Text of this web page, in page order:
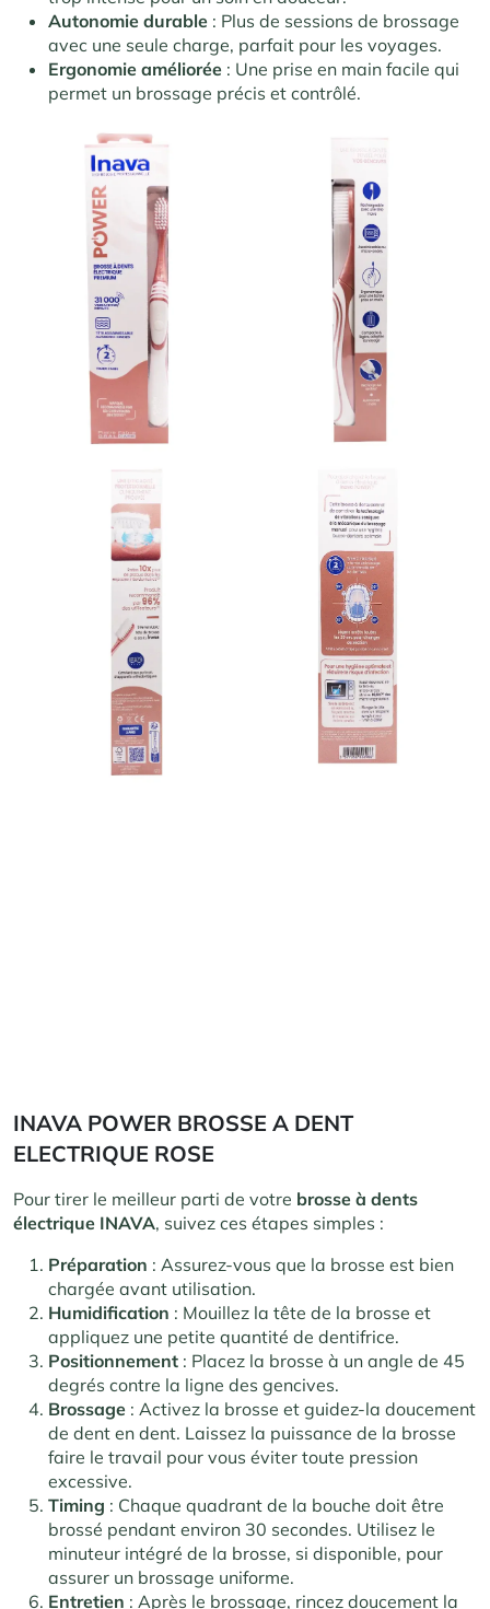
Autonomie durable : Plus de sessions de brossage
avec une seule charge, parfait pour les voyages.
Ergonomie améliorée : Une prise en main facile qui
permet un brossage précis et contrôlé.
INAVA POWER BROSSE A DENT
ELECTRIQUE ROSE
Pour tirer le meilleur parti de votre brosse à dents
électrique INAVA, suivez ces étapes simples :
Préparation : Assurez-vous que la brosse est bien
chargée avant utilisation.
Humidification : Mouillez la tête de la brosse et
appliquez une petite quantité de dentifrice.
Positionnement : Placez la brosse à un angle de 45
degrés contre la ligne des gencives.
Brossage : Activez la brosse et guidez-la doucement
de dent en dent. Laissez la puissance de la brosse
faire le travail pour vous éviter toute pression
excessive.
Timing : Chaque quadrant de la bouche doit être
brossé pendant environ 30 secondes. Utilisez le
minuteur intégré de la brosse, si disponible, pour
assurer un brossage uniforme.
Entretien : Après le brossage, rincez doucement la